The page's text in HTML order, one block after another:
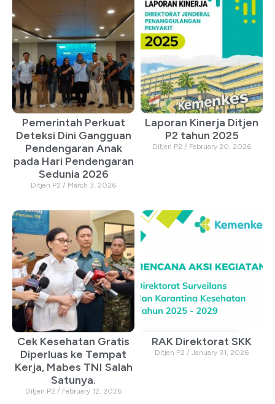
Pemerintah Perkuat
Deteksi Dini Gangguan
Pendengaran Anak
pada Hari Pendengaran
Sedunia 2026
Ditjen P2 March 3, 2026
Laporan Kinerja Ditjen
P2 tahun 2025
Ditjen P2 February 20, 2026
Cek Kesehatan Gratis
Diperluas ke Tempat
Kerja, Mabes TNI Salah
Satunya.
Ditjen P2 February 12, 2026
RAK Direktorat SKK
Ditjen P2 January 31, 2026